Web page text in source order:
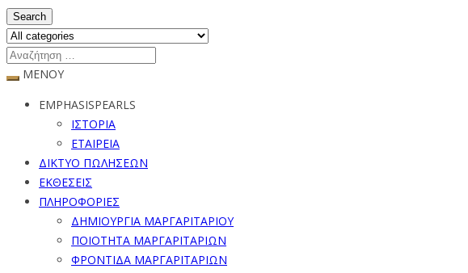
Search
ΜΕΝΟΥ
EMPHASISPEARLS
ΙΣΤΟΡΙΑ
ΕΤΑΙΡΕΙΑ
ΔΙΚΤΥΟ ΠΩΛΗΣΕΩΝ
ΕΚΘΕΣΕΙΣ
ΠΛΗΡΟΦΟΡΙΕΣ
ΔΗΜΙΟΥΡΓΙΑ ΜΑΡΓΑΡΙΤΑΡΙΟΥ
ΠΟΙΟΤΗΤΑ ΜΑΡΓΑΡΙΤΑΡΙΩΝ
ΦΡΟΝΤΙΔΑ ΜΑΡΓΑΡΙΤΑΡΙΩΝ